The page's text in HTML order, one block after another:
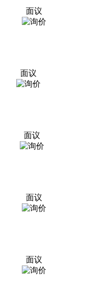
面议
面议
面议
面议
面议